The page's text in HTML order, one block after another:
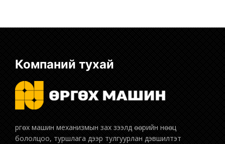
Компаний тухай
бололцоо, туршлага дээр тулгуурлан дэвшилтэт